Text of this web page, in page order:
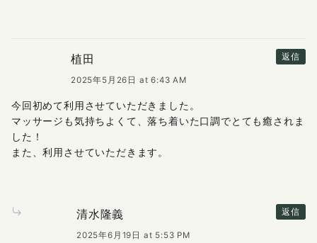
返信
植田
2025年5月26日 at 6:43 AM
今回初めて利用させていただきました。
マッサージも気持ちよくて、落ち着いた口調でとても癒されま
した！
また、利用させていただきます。
返信
清水隆義
2025年6月19日 at 5:53 PM